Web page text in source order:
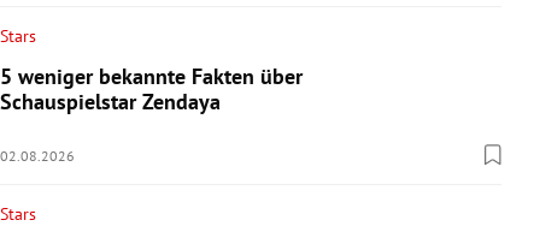
Stars
5 weniger bekannte Fakten über
Schauspielstar Zendaya
02.08.2026
Stars